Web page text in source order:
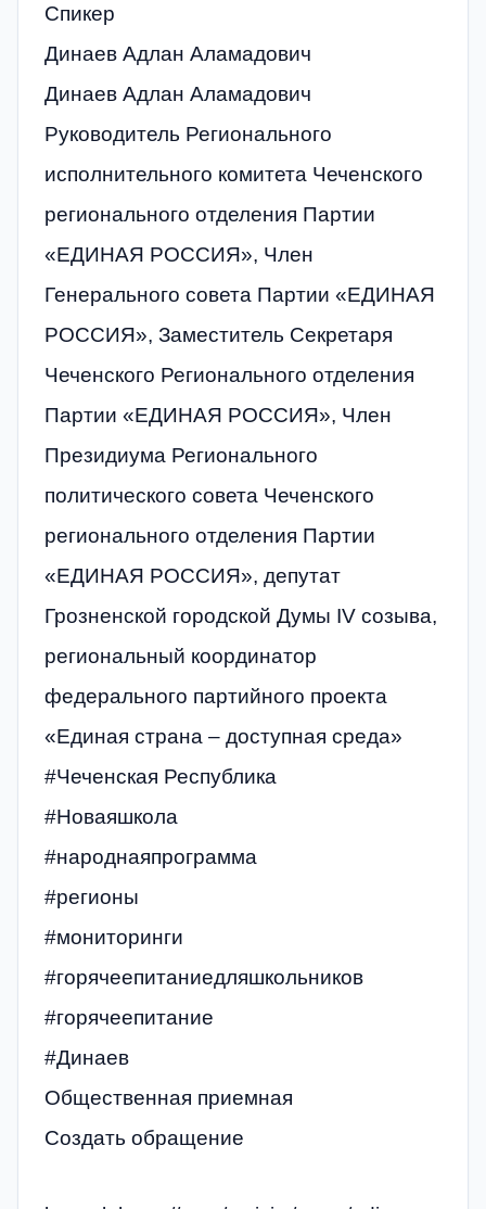
Спикер
Динаев Адлан Аламадович
Динаев Адлан Аламадович
Руководитель Регионального
исполнительного комитета Чеченского
регионального отделения Партии
«ЕДИНАЯ РОССИЯ», Член
Генерального совета Партии «ЕДИНАЯ
РОССИЯ», Заместитель Секретаря
Чеченского Регионального отделения
Партии «ЕДИНАЯ РОССИЯ», Член
Президиума Регионального
политического совета Чеченского
регионального отделения Партии
«ЕДИНАЯ РОССИЯ», депутат
Грозненской городской Думы IV созыва,
региональный координатор
федерального партийного проекта
«Единая страна – доступная среда»
#Чеченская Республика
#Новаяшкола
#народнаяпрограмма
#регионы
#мониторинги
#горячеепитаниедляшкольников
#горячеепитание
#Динаев
Общественная приемная
Создать обращение